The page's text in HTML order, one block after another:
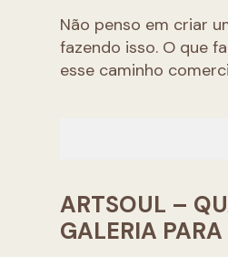
Não penso em criar
fazendo isso. O que
esse caminho
ARTSOUL –
GALERIA